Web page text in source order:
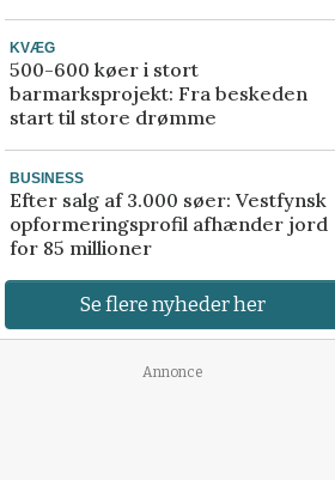
KVÆG
500-600 køer i stort
barmarksprojekt: Fra beskeden
start til store drømme
BUSINESS
Efter salg af 3.000 søer: Vestfynsk
opformeringsprofil afhænder jord
for 85 millioner
Se flere nyheder her
Annonce